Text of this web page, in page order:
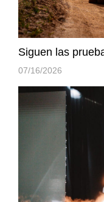
Siguen las
07/16/2026